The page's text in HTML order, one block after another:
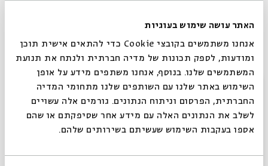
האתר עושה שימוש בעוגיות
אנחנו משתמשים בקובצי Cookie כדי להתאים אישית תוכן
ומודעות, לספק תכונות של מדיה חברתית ולנתח את תנועת
המשתמשים שלנו. בנוסף, אנחנו משתפים מידע על אופן
השימוש באתר שלנו עם השותפים שלנו מתחומי המדיה
החברתית, הפרסום וניתוח הנתונים. גורמים אלה עשויים
לשלב את הנתונים האלה עם מידע אחר שסיפקתם או שהם
אספו בעקבות השימוש שעשיתם בשירותים שלהם.
ללא ספק סובל מהפרעות קצב וריקוד".
"הפרק שאיליין רוקדת במסיבה - זה הפרעת קצב וריקוד!"
(נתרם על ידי bzemer.מקור: kazabu)
רִיקוּד וַאְן-דֵּר-וָאְלְס
סגור